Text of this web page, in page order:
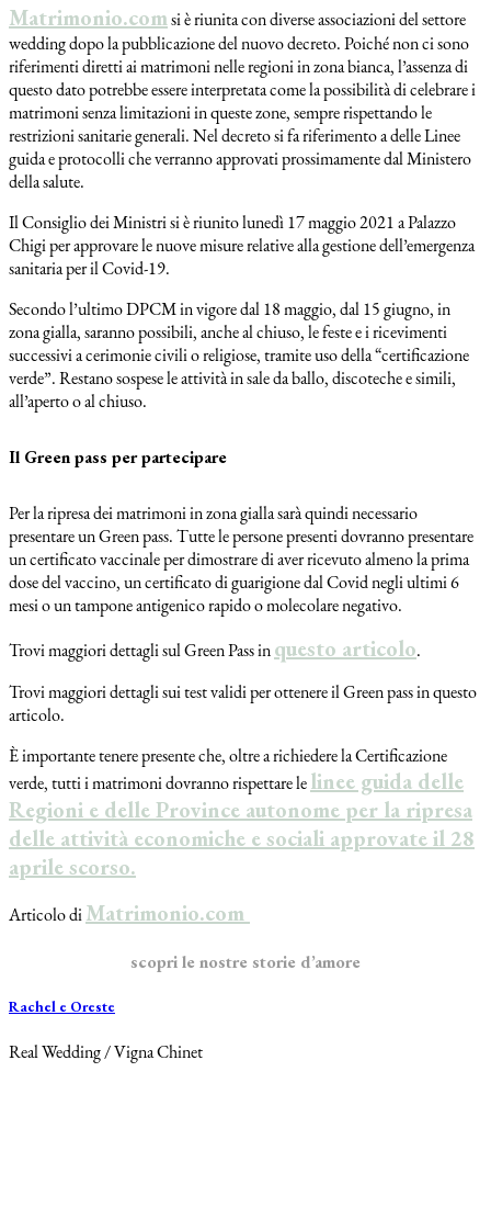
Matrimonio.comsi è riunita con diverse associazioni del settore
wedding dopo la pubblicazione del nuovo decreto. Poiché non ci sono
riferimenti diretti ai matrimoni nelle regioni in zona bianca, l’assenza di
questo dato potrebbe essere interpretata come la possibilità di celebrare i
matrimoni senza limitazioni in queste zone, sempre rispettando le
restrizioni sanitarie generali. Nel decreto si fa riferimento a delle Linee
guida e protocolli che verranno approvati prossimamente dal Ministero
della salute.
Il Consiglio dei Ministri si è riunito lunedì 17 maggio 2021 a Palazzo
Chigi per approvare le nuove misure relative alla gestione dell’emergenza
sanitaria per il Covid-19.
Secondo l’ultimo DPCM in vigore dal 18 maggio, dal 15 giugno, in
zona gialla, saranno possibili, anche al chiuso, le feste e i ricevimenti
successivi a cerimonie civili o religiose, tramite uso della “certificazione
verde”. Restano sospese le attività in sale da ballo, discoteche e simili,
all’aperto o al chiuso.
Il Green pass per partecipare
Per la ripresa dei matrimoni in zona gialla sarà quindi necessario
presentare un Green pass. Tutte le persone presenti dovranno presentare
un certificato vaccinale per dimostrare di aver ricevuto almeno la prima
dose del vaccino, un certificato di guarigione dal Covid negli ultimi 6
mesi o un tampone antigenico rapido o molecolare negativo.
Trovi maggiori dettagli sul Green Pass inquesto articolo.
Trovi maggiori dettagli sui test validi per ottenere il Green pass in questo
articolo.
È importante tenere presente che, oltre a richiedere la Certificazione
verde, tutti i matrimoni dovranno rispettare lelinee guida delle
Regioni e delle Province autonome per la ripresa
delle attività economiche e sociali approvate il 28
aprile scorso.
Articolo diMatrimonio.com
scopri le nostre storie d’amore
Rachel e Oreste
Real Wedding / Vigna Chinet